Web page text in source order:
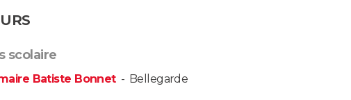
scolaire
Batiste Bonnet- Bellegarde